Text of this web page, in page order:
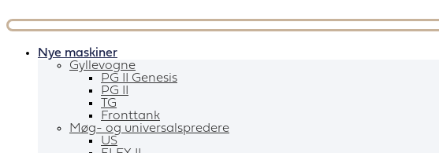
til
Nye maskiner
Gyllevogne
PG II Genesis
PG II
TG
Fronttank
Møg- og universalspredere
US